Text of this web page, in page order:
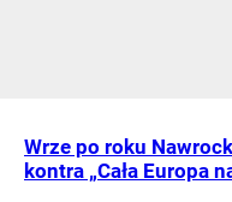
Wrze po roku
kontra „Cała Europa